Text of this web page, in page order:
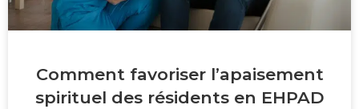
Comment favoriser l’apaisement
spirituel des résidents en EHPAD